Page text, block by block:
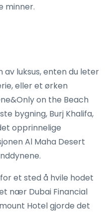
minner.
luksus, enten du leter
eller et ørken
on the Beach
bygning, Burj Khalifa,
opprinnelige
Al Maha Desert
et sted å hvile hodet
nær Dubai Financial
Hotel gjorde det